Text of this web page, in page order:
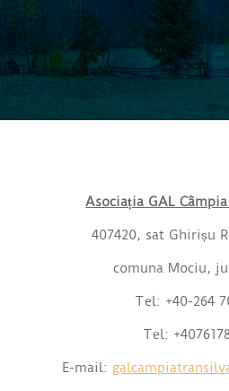
Asociația GAL
407420, sat Ghirișu
comuna Mociu,
Tel: +40-264
Tel:
E-mail: